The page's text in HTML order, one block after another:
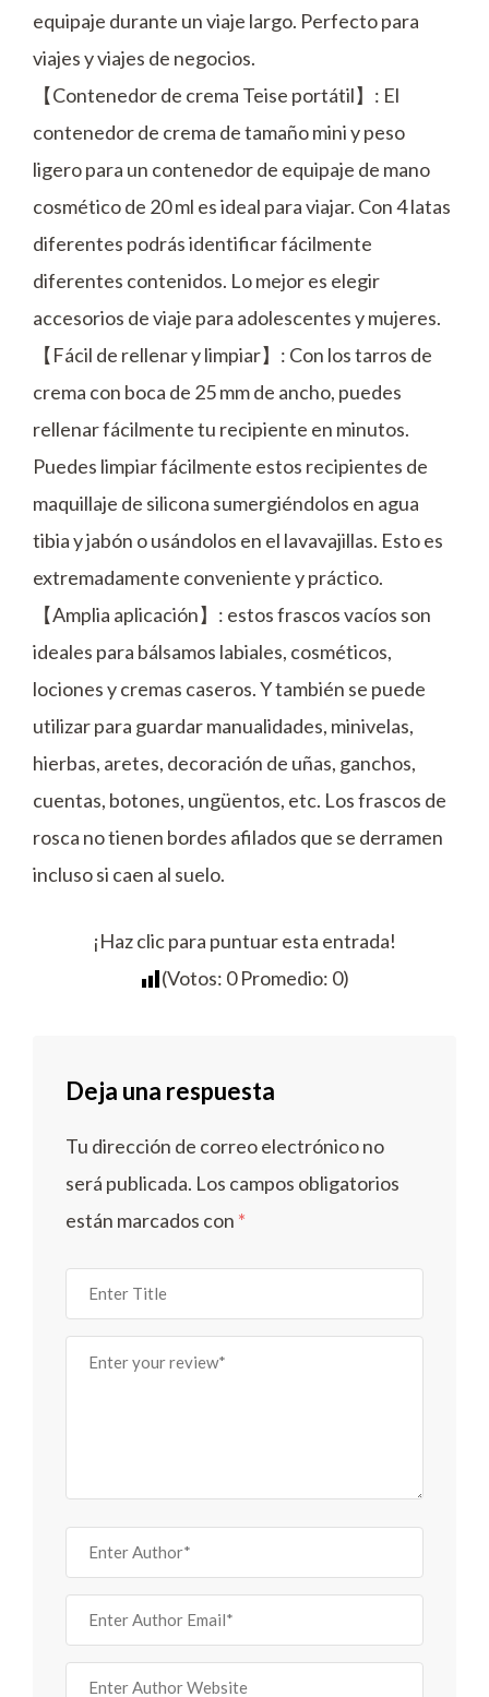
equipaje durante un viaje largo. Perfecto para
viajes y viajes de negocios.
【Contenedor de crema Teise portátil】: El
contenedor de crema de tamaño mini y peso
ligero para un contenedor de equipaje de mano
cosmético de 20 ml es ideal para viajar. Con 4 latas
diferentes podrás identificar fácilmente
diferentes contenidos. Lo mejor es elegir
accesorios de viaje para adolescentes y mujeres.
【Fácil de rellenar y limpiar】: Con los tarros de
crema con boca de 25 mm de ancho, puedes
rellenar fácilmente tu recipiente en minutos.
Puedes limpiar fácilmente estos recipientes de
maquillaje de silicona sumergiéndolos en agua
tibia y jabón o usándolos en el lavavajillas. Esto es
extremadamente conveniente y práctico.
【Amplia aplicación】: estos frascos vacíos son
ideales para bálsamos labiales, cosméticos,
lociones y cremas caseros. Y también se puede
utilizar para guardar manualidades, minivelas,
hierbas, aretes, decoración de uñas, ganchos,
cuentas, botones, ungüentos, etc. Los frascos de
rosca no tienen bordes afilados que se derramen
incluso si caen al suelo.
¡Haz clic para puntuar esta entrada!
(Votos: 0Promedio: 0)
Deja una respuesta
Tu dirección de correo electrónico no
será publicada. Los campos obligatorios
están marcados con *